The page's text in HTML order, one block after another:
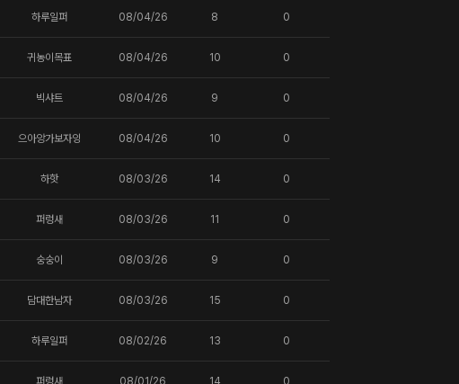
하루일퍼 08/04/26 8 0
귀농이목표 08/04/26 10 0
빅샤트 08/04/26 9 0
으아앙가보자잉 08/04/26 10 0
하핫 08/03/26 14 0
퍼렁새 08/03/26 11 0
숭숭이 08/03/26 9 0
담대한남자 08/03/26 15 0
하루일퍼 08/02/26 13 0
퍼렁새 08/01/26 14 0